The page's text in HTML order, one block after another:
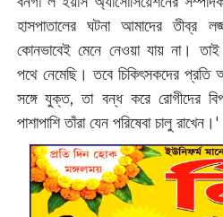
হাসপাতালের ঘটনা আমাদের তীব্র
কোনভাবেই মেনে নেওয়া যায় না। তাই
পথে নেমেছি। তবে চিকিৎসকদের প্রতি
সঙ্গে যুক্ত, তা বন্ধ করে রোগীদের
পাশাপাশি তাঁরা যেন পরিষেবা চালু রাখেন।'‌